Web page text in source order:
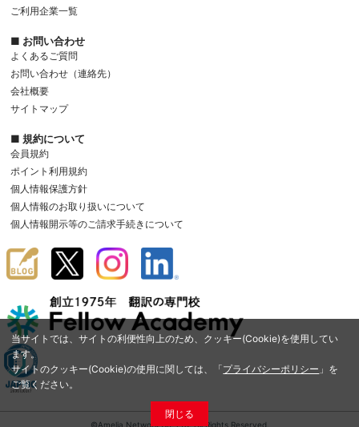
当サイトでは、サイトの利便性向上のため、クッキー(Cookie)を使用してい
ます。
サイトのクッキー(Cookie)の使用に関しては、「プライバシーポリシー 」を
ご覧ください。
閉じる
ご利用企業一覧
■ お問い合わせ
よくあるご質問
お問い合わせ（連絡先）
会社概要
サイトマップ
■ 規約について
会員規約
ポイント利用規約
個人情報保護方針
個人情報のお取り扱いについて
個人情報開示等のご請求手続きについて
©Amelia Network Co.,Ltd. All Rights Reserved.